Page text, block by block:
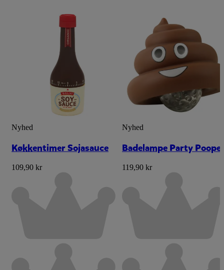
Nyhed
Køkkentimer Sojasauce
109,90 kr
Nyhed
Badelampe Party
119,90 kr